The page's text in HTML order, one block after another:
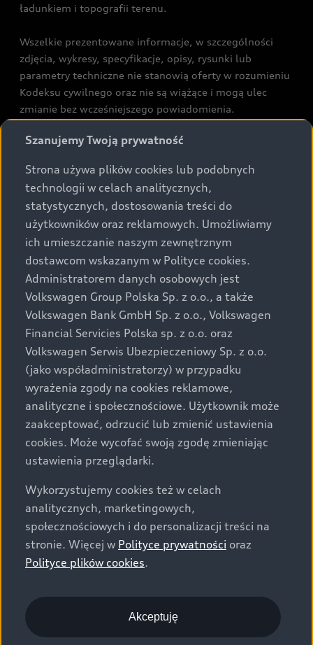
Szanujemy Twoją prywatność
Strona używa plików cookies lub podobnych
technologii w celach analitycznych,
statystycznych, dostosowania treści do
użytkowników oraz reklamowych. Umożliwiamy
ich umieszczanie naszym zewnętrznym
dostawcom wskazanym w Polityce cookies.
Administratorem danych osobowych jest
Volkswagen Group Polska Sp. z o.o., a także
Volkswagen Bank GmbH Sp. z o.o., Volkswagen
Financial Servicies Polska sp. z o.o. oraz
Volkswagen Serwis Ubezpieczeniowy Sp. z o.o.
(jako współadministratorzy) w przypadku
wyrażenia zgody na cookies reklamowe,
analityczne i społecznościowe. Użytkownik może
zaakceptować, odrzucić lub zmienić ustawienia
cookies. Może wycofać swoją zgodę zmieniając
ustawienia przeglądarki.
Wykorzystujemy cookies też w celach
analitycznych, marketingowych,
społecznościowych i do personalizacji treści na
stronie. Więcej w Polityce prywatności oraz
Polityce plików cookies.
Akceptuję
ładunkiem i topografii terenu.
Wszelkie prezentowane informacje, w szczególności
zdjęcia, wykresy, specyfikacje, opisy, rysunki lub
parametry techniczne nie stanowią oferty w rozumieniu
Kodeksu cywilnego oraz nie są wiążące i mogą ulec
zmianie bez wcześniejszego powiadomienia.
rozumieniu art. 5561§2 Kodeksu cywilnego oraz art.
Podane kwoty są rekomendowane i obejmują podatek
VAT (23%), chyba że inaczej zaznaczono.
Audi zastrzega sobie możliwość wprowadzenia zmian w
prezentowanych wersjach. Przedstawione detale
wyposażenia mogą różnić się od specyfikacji
przewidzianej na rynek polski. Zamieszczone zdjęcia
mogą przedstawiać wyposażenie opcjonalne, dostępne
za dopłatą. Wiążące ustalenie ceny, wyposażenia i
specyfikacji pojazdu następują w umowie sprzedaży, a
określenie parametrów technicznych zawiera
świadectwo homologacji typu pojazdu. Zastrzegamy
sobie prawo do zmian i pomyłek. Wszelkie informacje
prezentowane na stronie są aktualne na dzień ich
zamieszczania. W celu uzyskania najnowszych
informacji prosimy kontaktować się z Partnerem Marki
Audi.
Wszystkie produkowane obecnie samochody marki Audi
są wykonywane z materiałów spełniających pod
względem możliwości odzysku i recyklingu wymagania
określone w normie ISO 22628 i są zgodne z
europejskimi świadectwami homologacji wydanymi wg
o.o. podlega obowiązkowi zapewnienia wszystkim
użytkownikom samochodów marki Volkswagen sieci
odbioru pojazdów po wycofaniu ich z eksploatacji,